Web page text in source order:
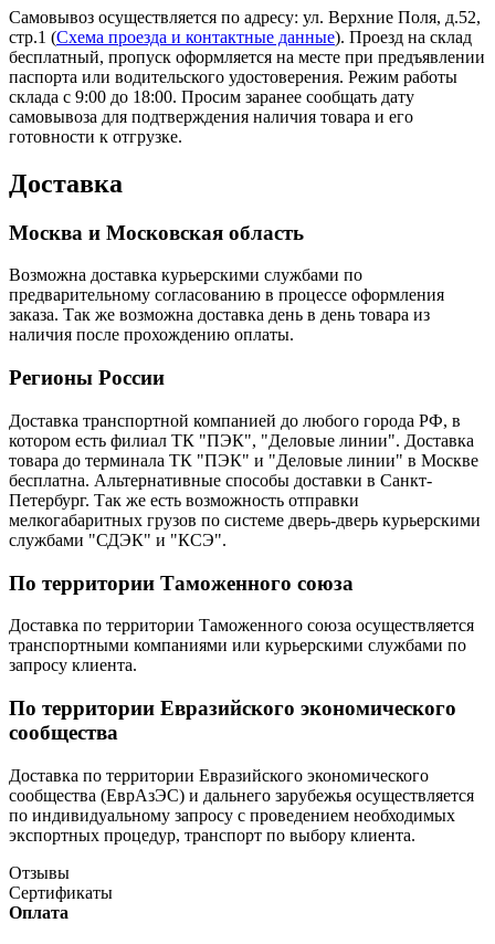
Самовывоз осуществляется по адресу: ул. Верхние Поля, д.52,
стр.1 (Схема проезда и контактные данные). Проезд на склад
бесплатный, пропуск оформляется на месте при предъявлении
паспорта или водительского удостоверения. Режим работы
склада с 9:00 до 18:00. Просим заранее сообщать дату
самовывоза для подтверждения наличия товара и его
готовности к отгрузке.
Доставка
Москва и Московская область
Возможна доставка курьерскими службами по
предварительному согласованию в процессе оформления
заказа. Так же возможна доставка день в день товара из
наличия после прохождению оплаты.
Регионы России
Доставка транспортной компанией до любого города РФ, в
котором есть филиал ТК "ПЭК", "Деловые линии". Доставка
товара до терминала ТК "ПЭК" и "Деловые линии" в Москве
бесплатна. Альтернативные способы доставки в Санкт-
Петербург. Так же есть возможность отправки
мелкогабаритных грузов по системе дверь-дверь курьерскими
службами "СДЭК" и "КСЭ".
По территории Таможенного союза
Доставка по территории Таможенного союза осуществляется
транспортными компаниями или курьерскими службами по
запросу клиента.
По территории Евразийского экономического
сообщества
Доставка по территории Евразийского экономического
сообщества (ЕврАзЭС) и дальнего зарубежья осуществляется
по индивидуальному запросу с проведением необходимых
экспортных процедур, транспорт по выбору клиента.
Отзывы
Сертификаты
Оплата